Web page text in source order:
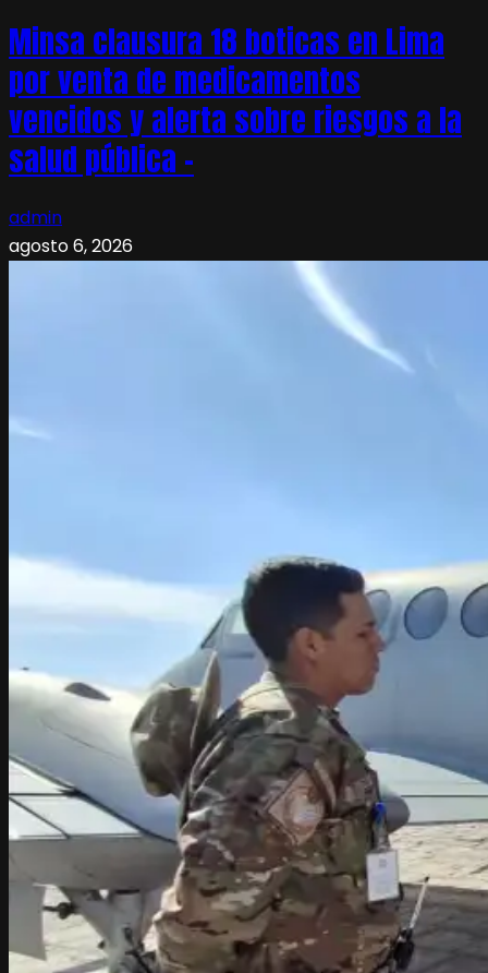
Minsa clausura 18 boticas en Lima
por venta de medicamentos
vencidos y alerta sobre riesgos a la
salud pública –
admin
agosto 6, 2026